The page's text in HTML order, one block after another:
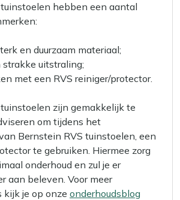
hebben een aantal
en duurzaam materiaal;
strakke uitstraling;
met een RVS reiniger/protector.
zijn gemakkelijk te
om tijdens het
Bernstein RVS tuinstoelen, een
te gebruiken. Hiermee zorg
onderhoud en zul je er
aan beleven. Voor meer
kijk je op onze onderhoudsblog